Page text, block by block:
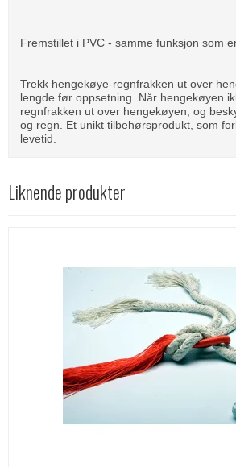
Fremstillet i PVC - samme funksjon som
Trekk hengekøye-regnfrakken ut over
lengde før oppsetning. Når hengekøyen
regnfrakken ut over hengekøyen, og
og regn. Et unikt tilbehørsprodukt, som
levetid.
Liknende produkter